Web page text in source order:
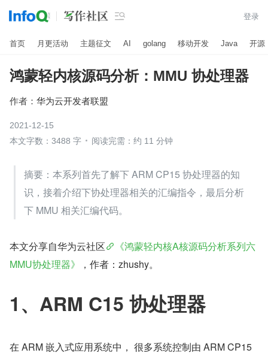
 登录
首页 月更活动 主题征文 AI golang 移动开发 Java 开源
鸿蒙轻内核源码分析：MMU 协处理器
作者： 华为云开发者联盟
2021-12-15
本文字数：3488 字
阅读完需：约 11 分钟
摘要：本系列首先了解下 ARM CP15 协处理器的知
识，接着介绍下协处理器相关的汇编指令，最后分析
下 MMU 相关汇编代码。
本文分享自华为云社区
《鸿蒙轻内核A核源码分析系列六
MMU协处理器》
，作者：zhushy。
1、ARM C15 协处理器
在 ARM 嵌入式应用系统中， 很多系统控制由 ARM CP15